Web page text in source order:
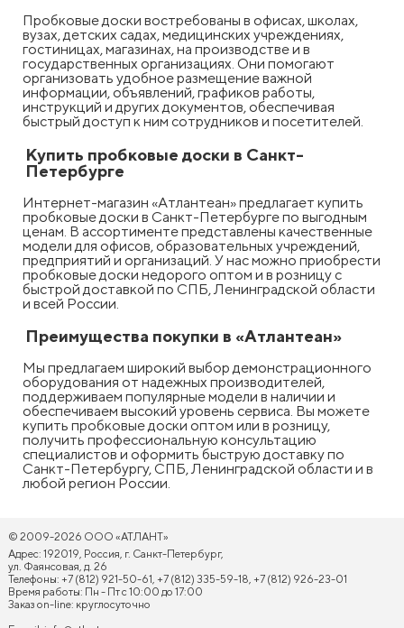
Пробковые доски востребованы в офисах, школах,
вузах, детских садах, медицинских учреждениях,
гостиницах, магазинах, на производстве и в
государственных организациях. Они помогают
организовать удобное размещение важной
информации, объявлений, графиков работы,
инструкций и других документов, обеспечивая
быстрый доступ к ним сотрудников и посетителей.
Купить пробковые доски в Санкт-
Петербурге
Интернет-магазин «Атлантеан» предлагает купить
пробковые доски в Санкт-Петербурге по выгодным
ценам. В ассортименте представлены качественные
модели для офисов, образовательных учреждений,
предприятий и организаций. У нас можно приобрести
пробковые доски недорого оптом и в розницу с
быстрой доставкой по СПБ, Ленинградской области
и всей России.
Преимущества покупки в «Атлантеан»
Мы предлагаем широкий выбор демонстрационного
оборудования от надежных производителей,
поддерживаем популярные модели в наличии и
обеспечиваем высокий уровень сервиса. Вы можете
купить пробковые доски оптом или в розницу,
получить профессиональную консультацию
специалистов и оформить быструю доставку по
Санкт-Петербургу, СПБ, Ленинградской области и в
любой регион России.
© 2009-2026 ООО «АТЛАНТ»
Адрес: 192019, Россия, г. Санкт-Петербург,
ул. Фаянсовая, д. 26
Телефоны: +7 (812) 921-50-61, +7 (812) 335-59-18, +7 (812) 926-23-01
Время работы: Пн - Пт с 10:00 до 17:00
Заказ on-line: круглосуточно